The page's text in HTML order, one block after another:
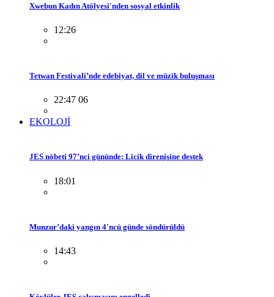
Xwebun Kadın Atölyesi'nden sosyal etkinlik
12:26
Tetwan Festivali’nde edebiyat, dil ve müzik buluşması
22:47 06
EKOLOJİ
JES nöbeti 97’nci gününde: Licik direnişine destek
18:01
Munzur’daki yangın 4'ncü günde söndürüldü
14:43